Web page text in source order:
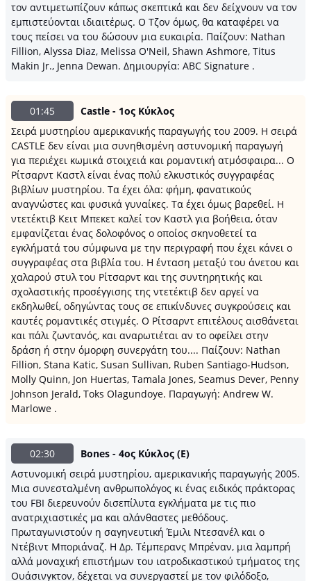
τον αντιμετωπίζουν κάπως σκεπτικά και δεν δείχνουν να τον
εμπιστεύονται ιδιαιτέρως. Ο Τζον όμως, θα καταφέρει να
τους πείσει να του δώσουν μια ευκαιρία. Παίζουν: Nathan
Fillion, Alyssa Diaz, Melissa O'Neil, Shawn Ashmore, Titus
Makin Jr., Jenna Dewan. Δημιουργία: ABC Signature .
01:45
Castle - 1ος Κύκλος
Σειρά μυστηρίου αμερικανικής παραγωγής του 2009. Η σειρά
CASTLE δεν είναι μια συνηθισμένη αστυνομική παραγωγή
για περιέχει κωμικά στοιχειά και ρομαντική ατμόσφαιρα... Ο
Ρίτσαρντ Καστλ είναι ένας πολύ ελκυστικός συγγραφέας
βιβλίων μυστηρίου. Τα έχει όλα: φήμη, φανατικούς
αναγνώστες και φυσικά γυναίκες. Τα έχει όμως βαρεθεί. Η
ντετέκτιβ Κειτ Μπεκετ καλεί τον Καστλ για βοήθεια, όταν
εμφανίζεται ένας δολοφόνος ο οποίος σκηνοθετεί τα
εγκλήματά του σύμφωνα με την περιγραφή που έχει κάνει ο
συγγραφέας στα βιβλία του. Η ένταση μεταξύ του άνετου και
χαλαρού στυλ του Ρίτσαρντ και της συντηρητικής και
σχολαστικής προσέγγισης της ντετέκτιβ δεν αργεί να
εκδηλωθεί, οδηγώντας τους σε επικίνδυνες συγκρούσεις και
καυτές ρομαντικές στιγμές. Ο Ρίτσαρντ επιτέλους αισθάνεται
και πάλι ζωντανός, και αναρωτιέται αν το οφείλει στην
δράση ή στην όμορφη συνεργάτη του.... Παίζουν: Nathan
Fillion, Stana Katic, Susan Sullivan, Ruben Santiago-Hudson,
Molly Quinn, Jon Huertas, Tamala Jones, Seamus Dever, Penny
Johnson Jerald, Toks Olagundoye. Παραγωγή: Andrew W.
Marlowe .
02:30
Bones - 4ος Κύκλος (Ε)
Αστυνομική σειρά μυστηρίου, αμερικανικής παραγωγής 2005.
Μια συνεσταλμένη ανθρωπολόγος κι ένας ειδικός πράκτορας
του FBI διερευνούν δισεπίλυτα εγκλήματα με τις πιο
ανατριχιαστικές μα και αλάνθαστες μεθόδους.
Πρωταγωνιστούν η σαγηνευτική Έμιλι Ντεσανέλ και o
Ντέβιντ Μποριάναζ. Η Δρ. Τέμπερανς Μπρέναν, μια λαμπρή
αλλά μοναχική επιστήμων του ιατροδικαστικού τμήματος της
Ουάσινγκτον, δέχεται να συνεργαστεί με τον φιλόδοξο,